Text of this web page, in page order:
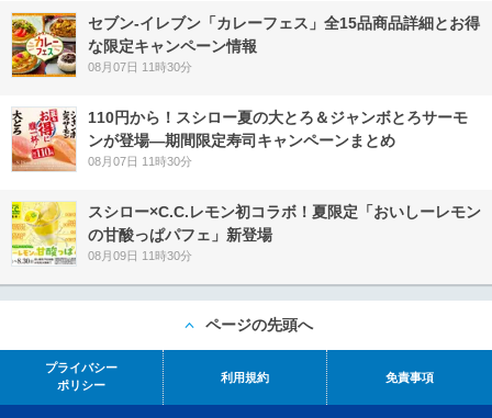
セブン‐イレブン「カレーフェス」全15品商品詳細とお得
な限定キャンペーン情報
08月07日 11時30分
110円から！スシロー夏の大とろ＆ジャンボとろサーモ
ンが登場―期間限定寿司キャンペーンまとめ
08月07日 11時30分
スシロー×C.C.レモン初コラボ！夏限定「おいしーレモン
の甘酸っぱパフェ」新登場
08月09日 11時30分
ページの先頭へ
プライバシー
ポリシー
利用規約 免責事項